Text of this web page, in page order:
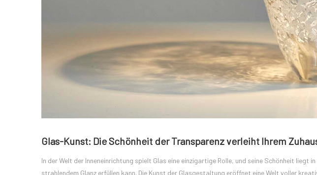
Glas-Kunst: Die Schönheit der Transparenz verleiht Ihrem
In der Welt der Inneneinrichtung spielt Glas eine einzigartige Rolle, und seine Schönheit liegt
strahlendem Glanz erfüllen kann. Die Kunst der Glasgestaltung eröffnet eine Welt voller